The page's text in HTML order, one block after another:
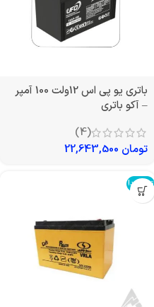
باتری یو پی اس 12ولت 100 آمپر
– آکو باتری
(4)
تومان
تمام شد!